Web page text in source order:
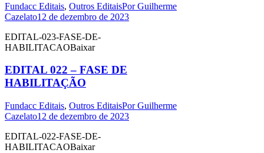
Fundacc Editais, Outros EditaisPorGuilherme
Cazelato12 de dezembro de 2023
EDITAL-023-FASE-DE-
HABILITACAOBaixar
EDITAL 022 – FASE DE
HABILITAÇÃO
Fundacc Editais, Outros EditaisPorGuilherme
Cazelato12 de dezembro de 2023
EDITAL-022-FASE-DE-
HABILITACAOBaixar